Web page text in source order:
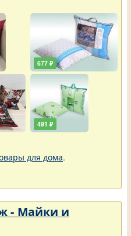
677 ₽
491 ₽
для дома.
- Майки и